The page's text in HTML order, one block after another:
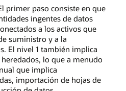
primer paso consiste en que
ingentes de datos
a los activos que
suministro y a la
El nivel 1 también implica
lo que a menudo
que implica
importación de hojas de